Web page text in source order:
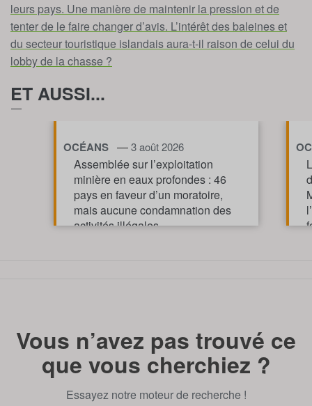
leurs pays. Une manière de maintenir la pression et de
tenter de le faire changer d’avis. L’intérêt des baleines et
du secteur touristique islandais aura-t-il raison de celui du
lobby de la chasse ?
ET AUSSI...
OCÉANS —3 août 2026
Assemblée sur l’exploitation
minière en eaux profondes : 46
pays en faveur d’un moratoire,
mais aucune condamnation des
activités illégales
Vous n’avez pas trouvé ce
que vous cherchiez ?
Essayez notre moteur de recherche !